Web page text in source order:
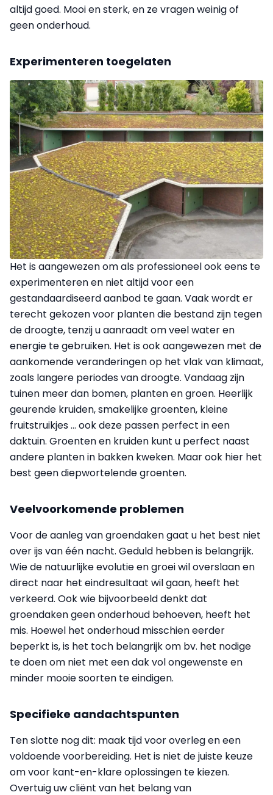
altijd goed. Mooi en sterk, en ze vragen weinig of
geen onderhoud.
Experimenteren toegelaten
Het is aangewezen om als professioneel ook eens te
experimenteren en niet altijd voor een
gestandaardiseerd aanbod te gaan. Vaak wordt er
terecht gekozen voor planten die bestand zijn tegen
de droogte, tenzij u aanraadt om veel water en
energie te gebruiken. Het is ook aangewezen met de
aankomende veranderingen op het vlak van klimaat,
zoals langere periodes van droogte. Vandaag zijn
tuinen meer dan bomen, planten en groen. Heerlijk
geurende kruiden, smakelijke groenten, kleine
fruitstruikjes … ook deze passen perfect in een
daktuin. Groenten en kruiden kunt u perfect naast
andere planten in bakken kweken. Maar ook hier het
best geen diepwortelende groenten.
Veelvoorkomende problemen
Voor de aanleg van groendaken gaat u het best niet
over ijs van één nacht. Geduld hebben is belangrijk.
Wie de natuurlijke evolutie en groei wil overslaan en
direct naar het eindresultaat wil gaan, heeft het
verkeerd. Ook wie bijvoorbeeld denkt dat
groendaken geen onderhoud behoeven, heeft het
mis. Hoewel het onderhoud misschien eerder
beperkt is, is het toch belangrijk om bv. het nodige
te doen om niet met een dak vol ongewenste en
minder mooie soorten te eindigen.
Specifieke aandachtspunten
Ten slotte nog dit: maak tijd voor overleg en een
voldoende voorbereiding. Het is niet de juiste keuze
om voor kant-en-klare oplossingen te kiezen.
Overtuig uw cliënt van het belang van